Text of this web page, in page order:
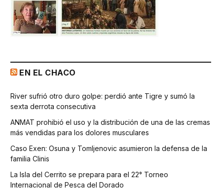
EN EL CHACO
River sufrió otro duro golpe: perdió ante Tigre y sumó la
sexta derrota consecutiva
ANMAT prohibió el uso y la distribución de una de las cremas
más vendidas para los dolores musculares
Caso Exen: Osuna y Tomljenovic asumieron la defensa de la
familia Clinis
La Isla del Cerrito se prepara para el 22° Torneo
Internacional de Pesca del Dorado